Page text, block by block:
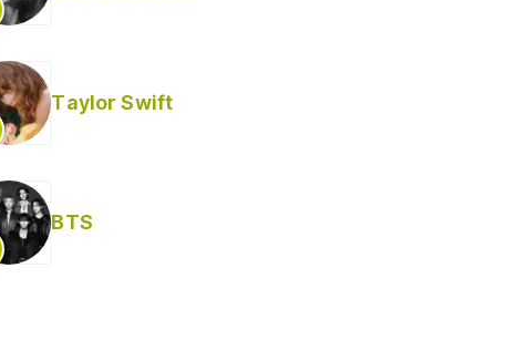
Taylor Swift
BTS